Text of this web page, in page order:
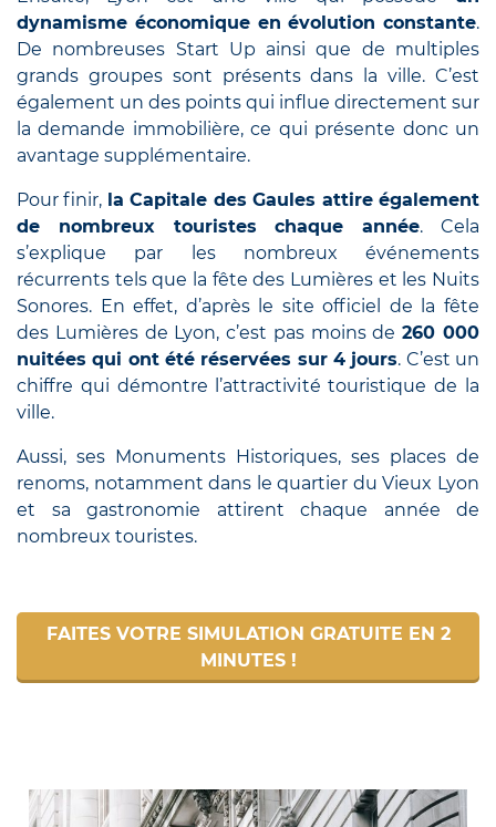
dynamisme économique en évolution constante.
De nombreuses Start Up ainsi que de multiples
grands groupes sont présents dans la ville. C’est
également un des points qui influe directement sur
la demande immobilière, ce qui présente donc un
avantage supplémentaire.
Pour finir, la Capitale des Gaules attire également
de nombreux touristes chaque année. Cela
s’explique par les nombreux événements
récurrents tels que la fête des Lumières et les Nuits
Sonores. En effet, d’après le site officiel de la fête
des Lumières de Lyon, c’est pas moins de260 000
nuitées qui ont été réservées sur 4 jours. C’est un
chiffre qui démontre l’attractivité touristique de la
ville.
Aussi, ses Monuments Historiques, ses places de
renoms, notamment dans le quartier du Vieux Lyon
et sa gastronomie attirent chaque année de
nombreux touristes.
FAITES VOTRE SIMULATION GRATUITE EN 2
MINUTES !